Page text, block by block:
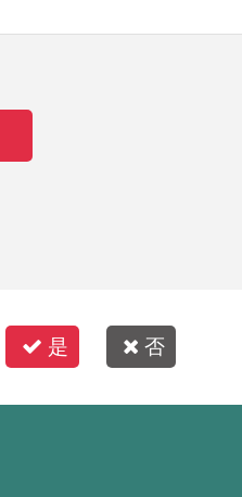
是 否